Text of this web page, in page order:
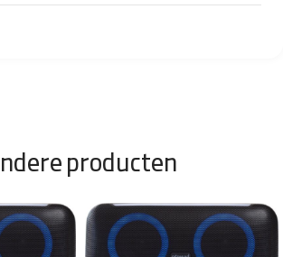
producten